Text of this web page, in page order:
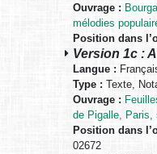
Ouvrage :
mélodies
Position dans
Version 1c :
Langue :
Type : Texte,
Ouvrage :
de Pigalle, Paris,
Position dans
02672